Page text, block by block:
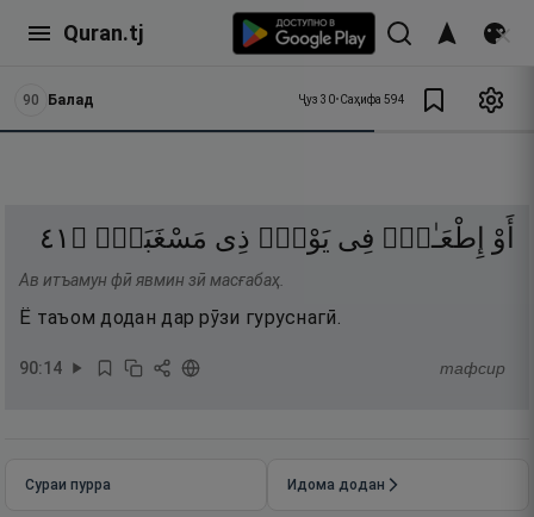
Quran.tj
90 Балад Ҷуз 30•Саҳифа 594
أَوْ إِطْعَـٰمٌۭ فِى يَوْمٍۢ ذِى مَسْغَبَةٍۢ ۝ ١٤
Ав итъамун фӣ явмин зӣ масғабаҳ.
Ё таъом додан дар рӯзи гуруснагӣ.
90:14 тафсир
Сураи пурра Идома додан